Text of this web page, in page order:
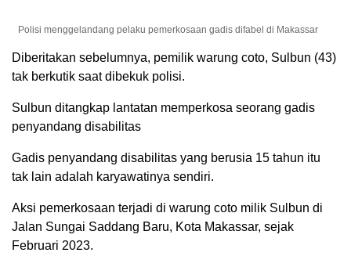
Polisi menggelandang pelaku pemerkosaan gadis difabel di Makassar
Diberitakan sebelumnya, pemilik warung coto, Sulbun (43)
tak berkutik saat dibekuk polisi.
Sulbun ditangkap lantatan memperkosa seorang gadis
penyandang disabilitas
Gadis penyandang disabilitas yang berusia 15 tahun itu
tak lain adalah karyawatinya sendiri.
Aksi pemerkosaan terjadi di warung coto milik Sulbun di
Jalan Sungai Saddang Baru, Kota Makassar, sejak
Februari 2023.